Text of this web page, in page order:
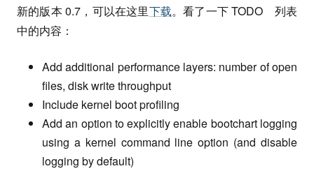
新的版本 0.7，可以在这里下载。看了一下 TODO 列表
中的内容：
Add additional performance layers: number of open
files, disk write throughput
Include kernel boot profiling
Add an option to explicitly enable bootchart logging
using a kernel command line option (and disable
logging by default)